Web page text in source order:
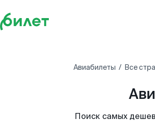
Авиабилеты Все
Поиск самых